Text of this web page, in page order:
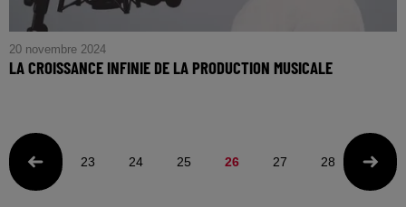
20 novembre 2024
LA CROISSANCE INFINIE DE LA PRODUCTION MUSICALE
23 24 25 26 27 28 29